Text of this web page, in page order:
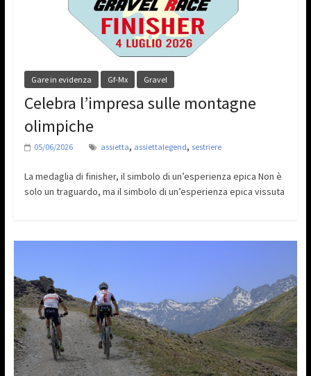
Gare in evidenza Gf-Mx Gravel
Celebra l’impresa sulle montagne
olimpiche
05/06/2026 assietta, assiettalegend, sestriere
La medaglia di finisher, il simbolo di un’esperienza epica Non è
solo un traguardo, ma il simbolo di un’esperienza epica vissuta